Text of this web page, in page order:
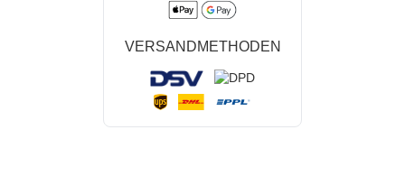
VERSANDMETHODEN